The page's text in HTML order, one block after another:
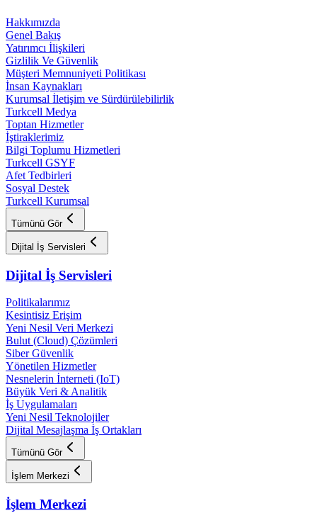
Hakkımızda
Genel Bakış
Yatırımcı İlişkileri
Gizlilik Ve Güvenlik
Müşteri Memnuniyeti Politikası
İnsan Kaynakları
Kurumsal İletişim ve Sürdürülebilirlik
Turkcell Medya
Toptan Hizmetler
İştiraklerimiz
Bilgi Toplumu Hizmetleri
Turkcell GSYF
Afet Tedbirleri
Sosyal Destek
Turkcell Kurumsal
Tümünü Gör
Dijital İş Servisleri
Dijital İş Servisleri
Politikalarımız
Kesintisiz Erişim
Yeni Nesil Veri Merkezi
Bulut (Cloud) Çözümleri
Siber Güvenlik
Yönetilen Hizmetler
Nesnelerin İnterneti (IoT)
Büyük Veri & Analitik
İş Uygulamaları
Yeni Nesil Teknolojiler
Dijital Mesajlaşma İş Ortakları
Tümünü Gör
İşlem Merkezi
İşlem Merkezi